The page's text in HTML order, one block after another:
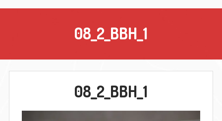
08_2_BBH_1
08_2_BBH_1